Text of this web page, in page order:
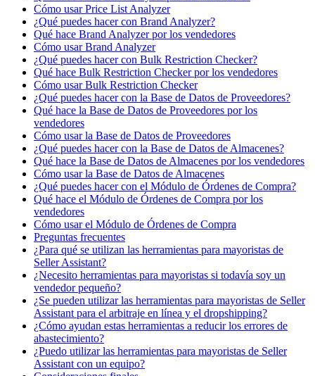
Cómo usar Price List Analyzer
¿Qué puedes hacer con Brand Analyzer?
Qué hace Brand Analyzer por los vendedores
Cómo usar Brand Analyzer
¿Qué puedes hacer con Bulk Restriction Checker?
Qué hace Bulk Restriction Checker por los vendedores
Cómo usar Bulk Restriction Checker
¿Qué puedes hacer con la Base de Datos de Proveedores?
Qué hace la Base de Datos de Proveedores por los
vendedores
Cómo usar la Base de Datos de Proveedores
¿Qué puedes hacer con la Base de Datos de Almacenes?
Qué hace la Base de Datos de Almacenes por los vendedores
Cómo usar la Base de Datos de Almacenes
¿Qué puedes hacer con el Módulo de Órdenes de Compra?
Qué hace el Módulo de Órdenes de Compra por los
vendedores
Cómo usar el Módulo de Órdenes de Compra
Preguntas frecuentes
¿Para qué se utilizan las herramientas para mayoristas de
Seller Assistant?
¿Necesito herramientas para mayoristas si todavía soy un
vendedor pequeño?
¿Se pueden utilizar las herramientas para mayoristas de Seller
Assistant para el arbitraje en línea y el dropshipping?
¿Cómo ayudan estas herramientas a reducir los errores de
abastecimiento?
¿Puedo utilizar las herramientas para mayoristas de Seller
Assistant con un equipo?